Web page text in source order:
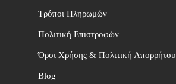
Τρόποι Πληρωμών
Πολιτική Επιστροφών
Όροι Χρήσης & Πολιτική Απορρήτου
Blog